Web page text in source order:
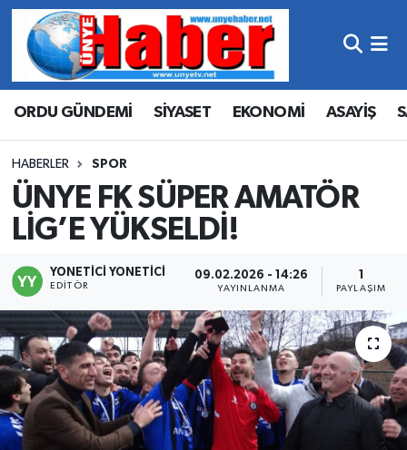
ORDU GÜNDEMİ SİYASET EKONOMİ ASAYİŞ
HABERLER SPOR
ÜNYE FK SÜPER AMATÖR
LİG’E YÜKSELDİ!
YONETICI YONETICI
EDITÖR
09.02.2026 - 14:26
YAYINLANMA
1
PAYLAŞIM
Hava Durumu
Trafik Durumu
Süper Lig Puan Durumu ve Fikstür
Tüm Manşetler